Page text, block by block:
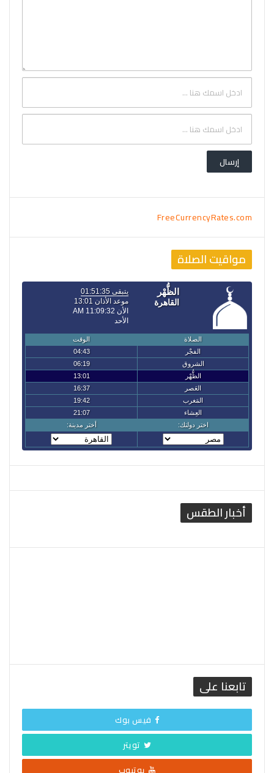
FreeCurrencyRates.com
مواقيت الصلاة
أخبار الطقس
تابعنا على
فيس بوك
تويتر
يوتيوب